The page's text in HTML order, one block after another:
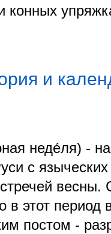
конных
и
неде́ля) -
с
весны.
в этот
постом -